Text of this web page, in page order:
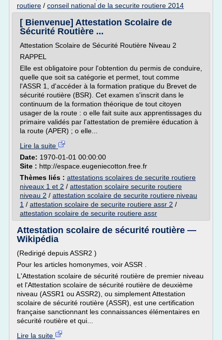
routiere / conseil national de la securite routiere 2014
[ Bienvenue] Attestation Scolaire de
Sécurité Routière ...
Attestation Scolaire de Sécurité Routière Niveau 2
RAPPEL
Elle est obligatoire pour l'obtention du permis de conduire,
quelle que soit sa catégorie et permet, tout comme
l'ASSR 1, d'accéder à la formation pratique du Brevet de
sécurité routière (BSR). Cet examen s'inscrit dans le
continuum de la formation théorique de tout citoyen
usager de la route : o elle fait suite aux apprentissages du
primaire validés par l'attestation de première éducation à
la route (APER) ; o elle...
Lire la suite
Date: 1970-01-01 00:00:00
Site : http://espace.eugeniecotton.free.fr
Thèmes liés : attestations scolaires de securite routiere
niveaux 1 et 2 / attestation scolaire securite routiere
niveau 2 / attestation scolaire de securite routiere niveau
1 / attestation scolaire de securite routiere assr 2 /
attestation scolaire de securite routiere assr
Attestation scolaire de sécurité routière —
Wikipédia
(Redirigé depuis ASSR2 )
Pour les articles homonymes, voir ASSR .
L'Attestation scolaire de sécurité routière de premier niveau
et l'Attestation scolaire de sécurité routière de deuxième
niveau (ASSR1 ou ASSR2), ou simplement Attestation
scolaire de sécurité routière (ASSR), est une certification
française sanctionnant les connaissances élémentaires en
sécurité routière et qui...
Lire la suite